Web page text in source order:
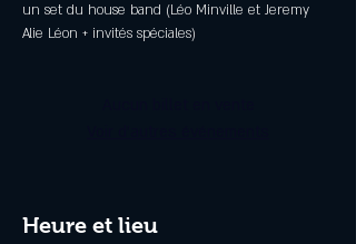
un set du house band (Léo Minville et Jeremy
Alie Léon + invités spéciales)
Heure et lieu